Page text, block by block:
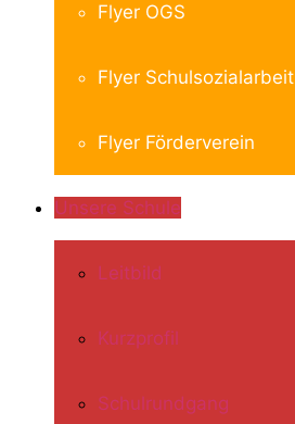
Flyer OGS
Flyer Schulsozialarbeit
Flyer Förderverein
Unsere Schule
Leitbild
Kurzprofil
Schulrundgang